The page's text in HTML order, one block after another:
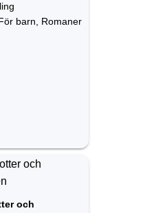
barn, Romaner
och